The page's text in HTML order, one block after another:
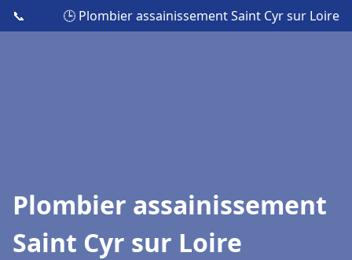
📞 🕒 Plombier assainissement Saint Cyr sur Loire
Plombier assainissement
Saint Cyr sur Loire